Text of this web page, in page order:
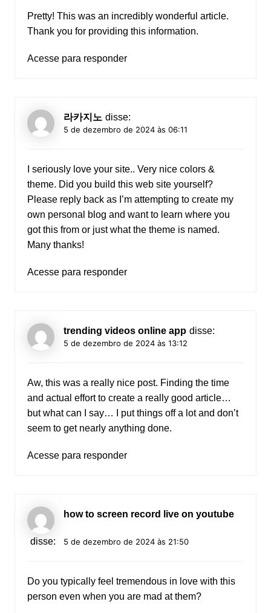
Pretty! This was an incredibly wonderful article.
Thank you for providing this information.
Acesse para responder
라카지노 disse:
5 de dezembro de 2024 às 06:11
I seriously love your site.. Very nice colors &
theme. Did you build this web site yourself?
Please reply back as I’m attempting to create my
own personal blog and want to learn where you
got this from or just what the theme is named.
Many thanks!
Acesse para responder
trending videos online app disse:
5 de dezembro de 2024 às 13:12
Aw, this was a really nice post. Finding the time
and actual effort to create a really good article…
but what can I say… I put things off a lot and don’t
seem to get nearly anything done.
Acesse para responder
how to screen record live on youtube
disse: 5 de dezembro de 2024 às 21:50
Do you typically feel tremendous in love with this
person even when you are mad at them?